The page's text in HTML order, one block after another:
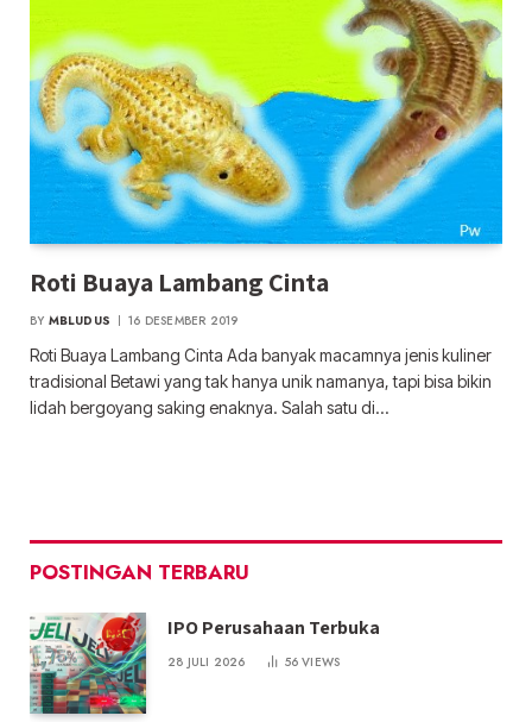
Roti Buaya Lambang Cinta
BY MBLUDUS 16 DESEMBER 2019
Roti Buaya Lambang Cinta Ada banyak macamnya jenis kuliner
tradisional Betawi yang tak hanya unik namanya, tapi bisa bikin
lidah bergoyang saking enaknya. Salah satu di…
POSTINGAN TERBARU
IPO Perusahaan Terbuka
28 JULI 2026 56VIEWS